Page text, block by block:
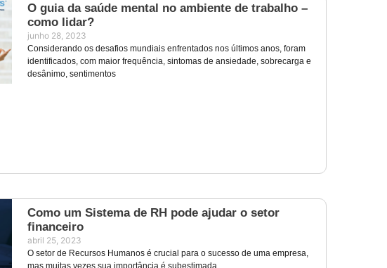
O guia da saúde mental no ambiente de trabalho –
como lidar?
junho 28, 2023
Considerando os desafios mundiais enfrentados nos últimos anos, foram
identificados, com maior frequência, sintomas de ansiedade, sobrecarga e
desânimo, sentimentos
Como um Sistema de RH pode ajudar o setor
financeiro
abril 25, 2023
O setor de Recursos Humanos é crucial para o sucesso de uma empresa,